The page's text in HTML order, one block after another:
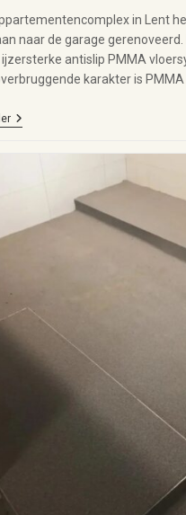
in Lent
naar de garage gerenoveerd.
antislip PMMA
karakter is PMMA